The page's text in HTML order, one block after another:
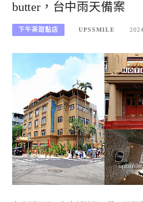
butter，台中雨天備案
下午茶甜點店 UPSSMILE